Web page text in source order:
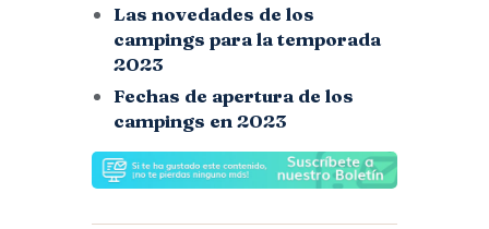
Las novedades de los
campings para la temporada
2023
Fechas de apertura de los
campings en 2023